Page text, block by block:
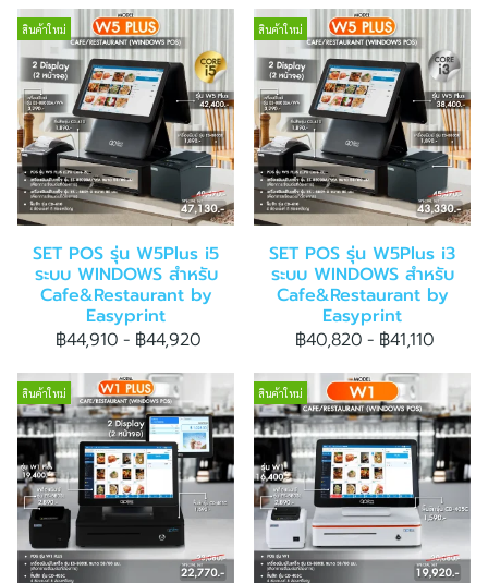
สินค้าใหม่
SET POS รุ่น W5Plus i5
ระบบ WINDOWS สำหรับ
Cafe&Restaurant by
Easyprint
฿44,910 - ฿44,920
สินค้าใหม่
SET POS รุ่น W5Plus i3
ระบบ WINDOWS สำหรับ
Cafe&Restaurant by
Easyprint
฿40,820 - ฿41,110
สินค้าใหม่ สินค้าใหม่